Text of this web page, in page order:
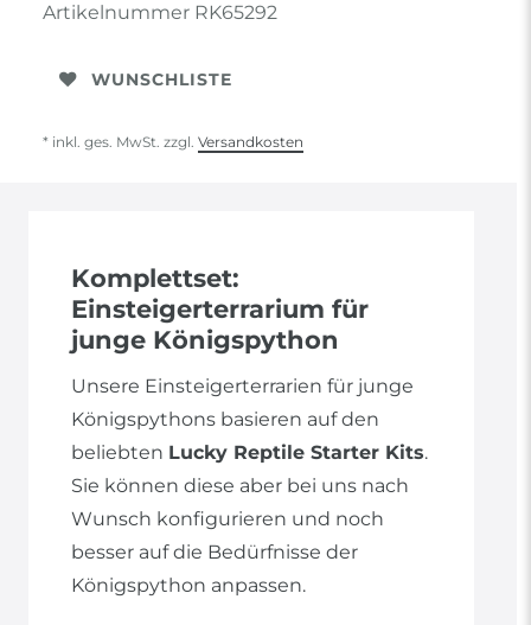
Artikelnummer RK65292
WUNSCHLISTE
* inkl. ges. MwSt. zzgl. Versandkosten
Komplettset:
Einsteigerterrarium für
junge Königspython
Unsere Einsteigerterrarien für junge
Königspythons basieren auf den
beliebten Lucky Reptile Starter Kits.
Sie können diese aber bei uns nach
Wunsch konfigurieren und noch
besser auf die Bedürfnisse der
Königspython anpassen.